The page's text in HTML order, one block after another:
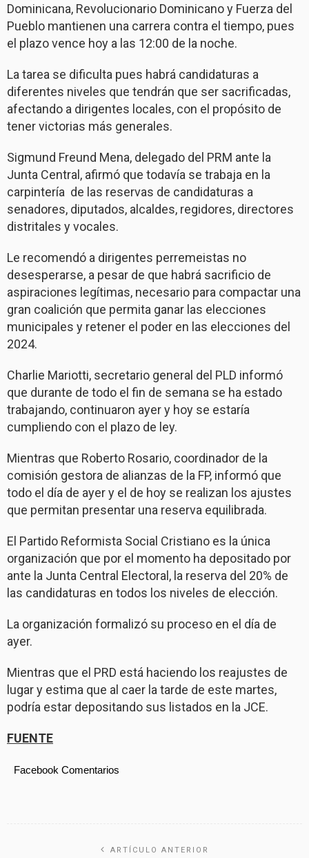
Dominicana, Revolucionario Dominicano y Fuerza del
Pueblo mantienen una carrera contra el tiempo, pues
el plazo vence hoy a las 12:00 de la noche.
La tarea se dificulta pues habrá candidaturas a
diferentes niveles que tendrán que ser sacrificadas,
afectando a dirigentes locales, con el propósito de
tener victorias más generales.
Sigmund Freund Mena, delegado del PRM ante la
Junta Central, afirmó que todavía se trabaja en la
carpintería de las reservas de candidaturas a
senadores, diputados, alcaldes, regidores, directores
distritales y vocales.
Le recomendó a dirigentes perremeistas no
desesperarse, a pesar de que habrá sacrificio de
aspiraciones legítimas, necesario para compactar una
gran coalición que permita ganar las elecciones
municipales y retener el poder en las elecciones del
2024.
Charlie Mariotti, secretario general del PLD informó
que durante de todo el fin de semana se ha estado
trabajando, continuaron ayer y hoy se estaría
cumpliendo con el plazo de ley.
Mientras que Roberto Rosario, coordinador de la
comisión gestora de alianzas de la FP, informó que
todo el día de ayer y el de hoy se realizan los ajustes
que permitan presentar una reserva equilibrada.
El Partido Reformista Social Cristiano es la única
organización que por el momento ha depositado por
ante la Junta Central Electoral, la reserva del 20% de
las candidaturas en todos los niveles de elección.
La organización formalizó su proceso en el día de
ayer.
Mientras que el PRD está haciendo los reajustes de
lugar y estima que al caer la tarde de este martes,
podría estar depositando sus listados en la JCE.
FUENTE
Facebook Comentarios
ARTÍCULO ANTERIOR